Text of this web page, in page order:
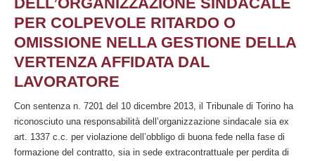
in
PER COLPEVOLE RITARDO O
OMISSIONE NELLA GESTIONE DELLA
VERTENZA AFFIDATA DAL
LAVORATORE
Con sentenza n. 7201 del 10 dicembre 2013, il Tribunale di Torino ha
riconosciuto una responsabilità dell’organizzazione sindacale sia ex
art. 1337 c.c. per violazione dell’obbligo di buona fede nella fase di
formazione del contratto, sia in sede extracontrattuale per perdita di